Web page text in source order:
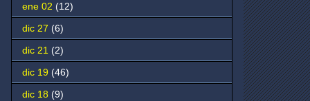
ene 02 (12)
dic 27 (6)
dic 21 (2)
dic 19 (46)
dic 18 (9)